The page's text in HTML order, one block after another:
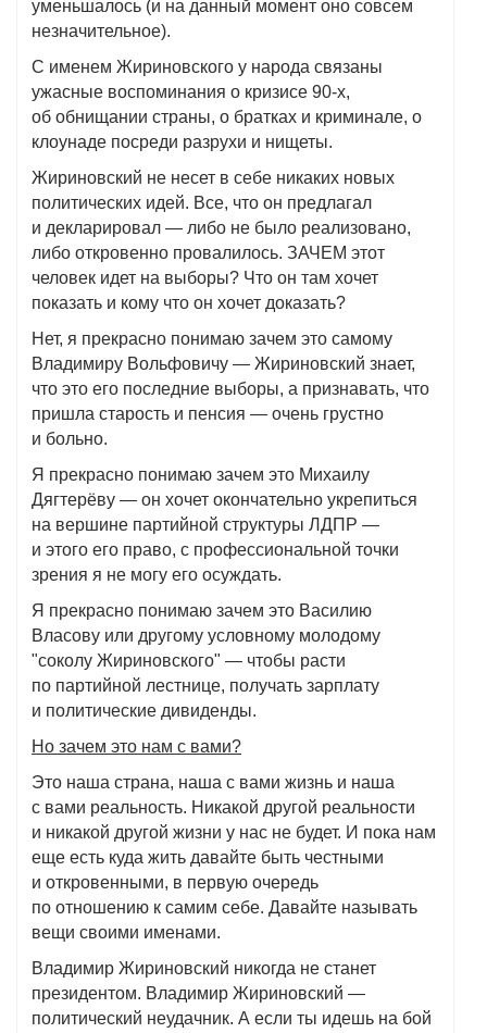
уменьшалось (и на данный момент оно совсем
незначительное).
С именем Жириновского у народа связаны
ужасные воспоминания о кризисе 90-х,
об обнищании страны, о братках и криминале, о
клоунаде посреди разрухи и нищеты.
Жириновский не несет в себе никаких новых
политических идей. Все, что он предлагал
и декларировал — либо не было реализовано,
либо откровенно провалилось. ЗАЧЕМ этот
человек идет на выборы? Что он там хочет
показать и кому что он хочет доказать?
Нет, я прекрасно понимаю зачем это самому
Владимиру Вольфовичу — Жириновский знает,
что это его последние выборы, а признавать, что
пришла старость и пенсия — очень грустно
и больно.
Я прекрасно понимаю зачем это Михаилу
Дягтерёву — он хочет окончательно укрепиться
на вершине партийной структуры ЛДПР —
и этого его право, с профессиональной точки
зрения я не могу его осуждать.
Я прекрасно понимаю зачем это Василию
Власову или другому условному молодому
"соколу Жириновского" — чтобы расти
по партийной лестнице, получать зарплату
и политические дивиденды.
Но зачем это нам с вами?
Это наша страна, наша с вами жизнь и наша
с вами реальность. Никакой другой реальности
и никакой другой жизни у нас не будет. И пока нам
еще есть куда жить давайте быть честными
и откровенными, в первую очередь
по отношению к самим себе. Давайте называть
вещи своими именами.
Владимир Жириновский никогда не станет
президентом. Владимир Жириновский —
политический неудачник. А если ты идешь на бой